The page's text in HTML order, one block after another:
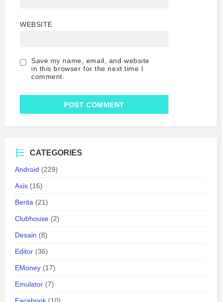
WEBSITE
Save my name, email, and website
in this browser for the next time I
comment.
CATEGORIES
Android (229)
Axis (16)
Berita (21)
Clubhouse (2)
Desain (8)
Editor (36)
EMoney (17)
Emulator (7)